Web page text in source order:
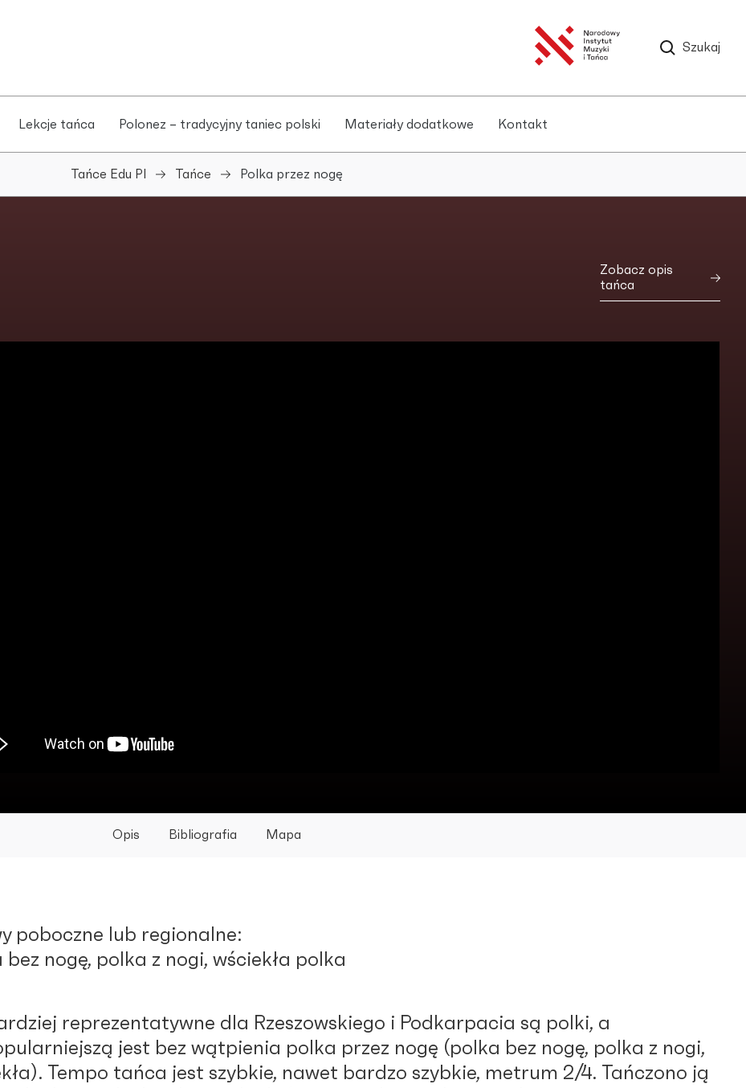
Szukaj
Lekcje tańca Polonez – tradycyjny taniec polski Materiały dodatkowe Kontakt
Tańce Edu Pl Tańce Polka przez nogę
Zobacz opis
tańca
Opis Bibliografia Mapa
poboczne lub regionalne:
bez nogę, polka z nogi, wściekła polka
reprezentatywne dla Rzeszowskiego i Podkarpacia są polki, a
jest bez wątpienia polka przez nogę (polka bez nogę, polka z nogi,
Tempo tańca jest szybkie, nawet bardzo szybkie, metrum 2/4. Tańczono ją